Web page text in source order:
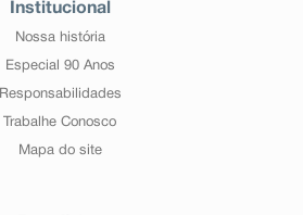
Institucional
Nossa história
Especial 90 Anos
Responsabilidades
Trabalhe Conosco
Mapa do site